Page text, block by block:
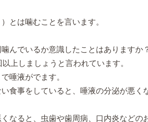
とは噛むことを言います。
んでいるか意識したことはありますか
上しましょうと言われています。
唾液がでます。
食事をしていると、唾液の分泌が悪く
なると、虫歯や歯周病、口内炎などの